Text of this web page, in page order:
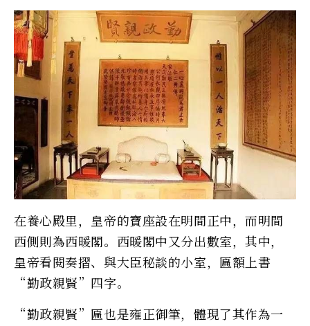
在養心殿里，皇帝的寶座設在明間正中，而明間
西側則為西暖閣。西暖閣中又分出數室，其中，
皇帝看閱奏摺、與大臣秘談的小室，匾額上書
“勤政親賢”四字。
“勤政親賢”匾也是雍正御筆，體現了其作為一